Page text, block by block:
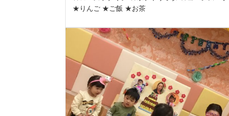
★りんご ★ご飯 ★お茶